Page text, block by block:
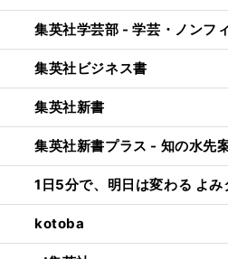
集英社学芸部 - 学芸・ノンフ
集英社ビジネス書
集英社新書
集英社新書プラス - 知の水先
1日5分で、明日は変わる よ
kotoba